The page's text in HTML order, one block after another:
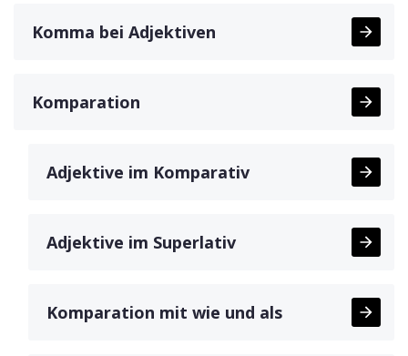
Komma bei Adjektiven
Komparation
Adjektive im Komparativ
Adjektive im Superlativ
Komparation mit wie und als